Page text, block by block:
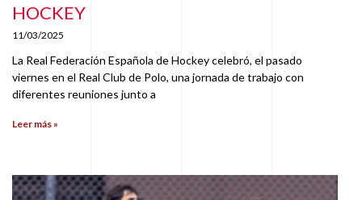
HOCKEY
11/03/2025
La Real Federación Española de Hockey celebró, el pasado
viernes en el Real Club de Polo, una jornada de trabajo con
diferentes reuniones junto a
Leer más »